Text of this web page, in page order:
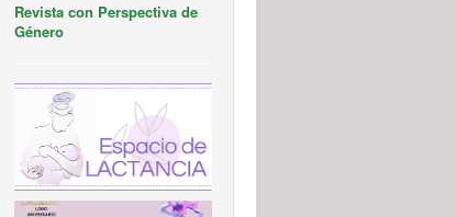
Revista con Perspectiva de
Género